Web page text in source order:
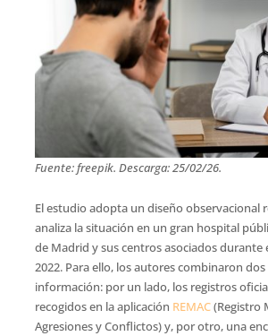
Fuente: freepik. Descarga: 25/02/26.
El estudio adopta un diseño observacional
analiza la situación en un gran hospital
de Madrid y sus centros asociados durante
2022. Para ello, los autores combinaron
información: por un lado, los registros
recogidos en la aplicación REMAC(Registro
Agresiones y Conflictos) y, por otro, una